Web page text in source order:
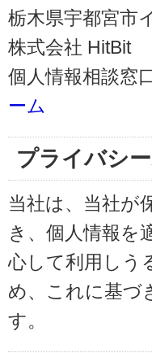
栃木県宇都宮市
株式会社 HitBit
個人情報相談窓
ーム
プライバシ
当社は、当社が
き、個人情報を
心して利用しう
め、これに基づ
す。